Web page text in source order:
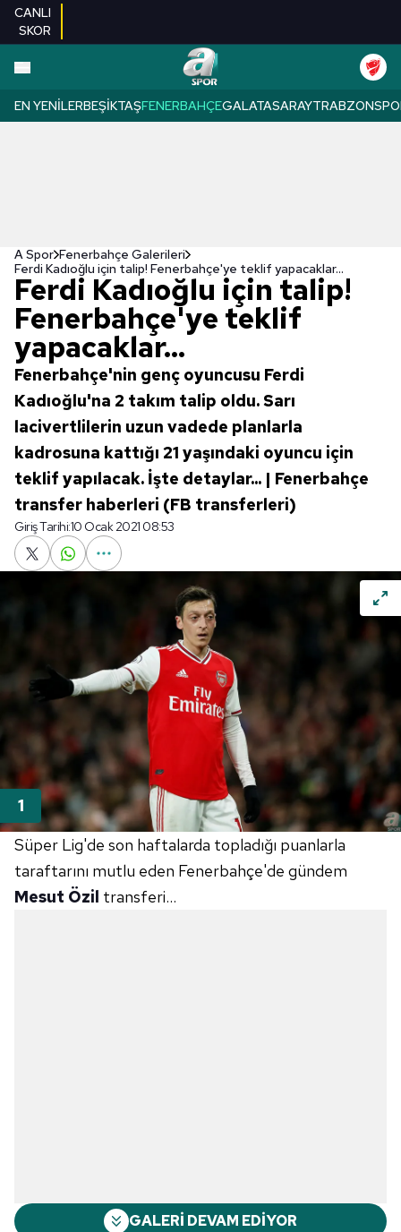
CANLI
SKOR
EN YENILERBEŞIKTAŞFENERBAHÇEGALATASARAY
A Spor Fenerbahçe Galerileri
Ferdi Kadıoğlu için talip! Fenerbahçe'ye teklif yapacaklar...
Ferdi Kadıoğlu için talip!
Fenerbahçe'ye teklif
yapacaklar...
Fenerbahçe'nin genç oyuncusu Ferdi
Kadıoğlu'na 2 takım talip oldu. Sarı
lacivertlilerin uzun vadede planlarla
kadrosuna kattığı 21 yaşındaki oyuncu için
teklif yapılacak. İşte detaylar... | Fenerbahçe
transfer haberleri (FB transferleri)
Giriş Tarihi:10 Ocak 2021 08:53
Süper Lig'de son haftalarda topladığı puanlarla
taraftarını mutlu eden Fenerbahçe'de gündem
Mesut Özil transferi...
GALERİ DEVAM EDİYOR